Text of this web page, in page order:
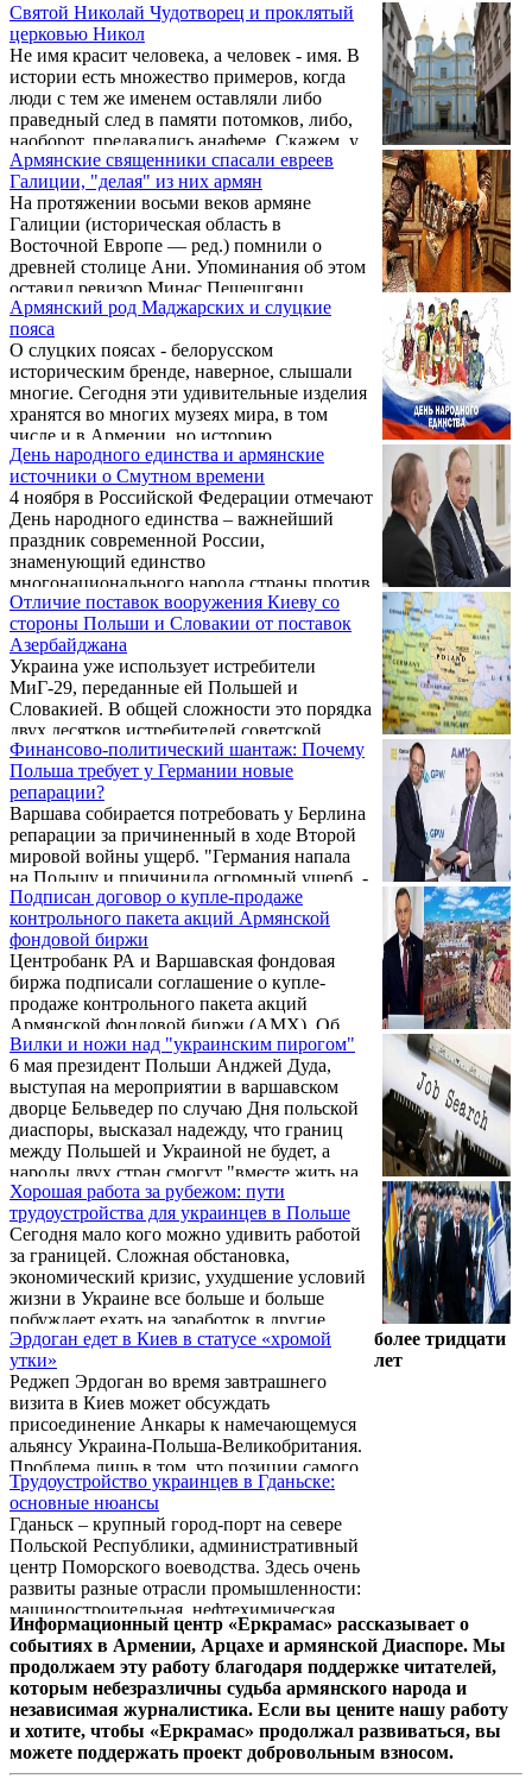
Святой Николай Чудотворец и проклятый
церковью Никол
Не имя красит человека, а человек - имя. В
истории есть множество примеров, когда
люди с тем же именем оставляли либо
праведный след в памяти потомков, либо,
наоборот, предавались анафеме. Скажем, у
нас Саргисом зовут и почитаемого всеми
святого, и князя Вест-Саргиса, сыгравшего
подлую роль при падении столицы Ани в
начале XI века. Вспомним о двух
исторических персонажах, носивших то же
имя.
Армянские священники спасали евреев
Галиции, "делая" из них армян
На протяжении восьми веков армяне
Галиции (историческая область в
Восточной Европе — ред.) помнили о
древней столице Ани. Упоминания об этом
оставил ревизор Минас Пешешгянц,
которого армянская католическая епархия
Львова направила в Станиславов
ознакомиться с жизнью и бытом местных
армян. Отрывок из его воспоминаний
публикует польский культурно-
познавательный портал о Литве WIlnoteka.
Армянский род Маджарских и слуцкие
пояса
О слуцких поясах - белорусском
историческим бренде, наверное, слышали
многие. Сегодня эти удивительные изделия
хранятся во многих музеях мира, в том
числе и в Армении, но историю
возникновения этого особого ремесла и о
его армянских корнях мало кто знает.
День народного единства и армянские
источники о Смутном времени
4 ноября в Российской Федерации отмечают
День народного единства – важнейший
праздник современной России,
знаменующий единство
многонационального народа страны против
иноземных захватчиков. В 2004 году 16
декабря Госдумой РФ одновременно в трех
чтениях было принято решение внести
поправки в Федеральный закон «О днях
воинской славы». Введение нового
праздника позволило перенести
государственный выходной с 7 ноября
(День согласия и примирения) на 4 ноября.
Одной из причин переноса, по мнению
многих ...
Отличие поставок вооружения Киеву со
стороны Польши и Словакии от поставок
Азербайджана
Украина уже использует истребители
МиГ-29, переданные ей Польшей и
Словакией. В общей сложности это порядка
двух десятков истребителей советской
разработки. При этом часть военных
самолётов находится в нерабочем состоянии
и годится лишь в качестве запчастей.
Финансово-политический шантаж: Почему
Польша требует у Германии новые
репарации?
Варшава собирается потребовать у Берлина
репарации за причиненный в ходе Второй
мировой войны ущерб. "Германия напала
на Польшу и причинила огромный ущерб, -
заявил председатель партии "Право и
справедливость" Ярослав Качиньский, -
Негативные последствия мы ощущаем до
сих пор. А Германия еще никогда не
рассчитывалась за свои преступления
против Польши". Премьер-министр страны
Матеуш Моравецкий присоединился к этой
инициативе: "Генеральный план "Ост"
предусматривал колонизацию Польши с
первых дней ...
Подписан договор о купле-продаже
контрольного пакета акций Армянской
фондовой биржи
Центробанк РА и Варшавская фондовая
биржа подписали соглашение о купле-
продаже контрольного пакета акций
Армянской фондовой биржи (AMX). Об
этом сообщает пресс-служба ЦБ Армении.
Вилки и ножи над "украинским пирогом"
6 мая президент Польши Анджей Дуда,
выступая на мероприятии в варшавском
дворце Бельведер по случаю Дня польской
диаспоры, высказал надежду, что границ
между Польшей и Украиной не будет, а
народы двух стран смогут "вместе жить на
этой земле". "Чтобы мы жили вместе на
этой земле, строя и отстаивая совместно
свое общее счастье и общую силу, которая
позволит отражать любую опасность или
любую возможную угрозу",- добавил глава
польского государства и напомнил, что
поляки сегодня делают все, чтобы помочь ...
Хорошая работа за рубежом: пути
трудоустройства для украинцев в Польше
Сегодня мало кого можно удивить работой
за границей. Сложная обстановка,
экономический кризис, ухудшение условий
жизни в Украине все больше и больше
побуждает ехать на заработок в другие
страны. Ближайшие соседи – Польша,
Чешская Республика, Германия. Но условия
трудоустройства разные. Работа за рубежом
– это реальный шанс увеличить
благосостояние, возможность навещать
родственников на родине и снова
возвращаться к работе. Компания
предлагает актуальные, бесплатные
вакансии, отзывы, поэтому работа ...
Эрдоган едет в Киев в статусе «хромой
утки»
Реджеп Эрдоган во время завтрашнего
визита в Киев может обсуждать
присоединение Анкары к намечающемуся
альянсу Украина-Польша-Великобритания.
Проблема лишь в том, что позиции самого
турецкого лидера сегодня неустойчивы – он
рискует проиграть предстоящие выборы,
заявил «ПолитНавигатору» украинский
политолог Андрей Золотарев.
Трудоустройство украинцев в Гданьске:
основные нюансы
Гданьск – крупный город-порт на севере
Польской Республики, административный
центр Поморского воеводства. Здесь очень
развиты разные отрасли промышленности:
машиностроительная, нефтехимическая,
судостроительная, судоремонтная. Многие
предприятия нуждаются в работниках, как
ручного, так и автоматического
механизированного труда. Также есть
работа в Гданьске для украинцев на
предприятиях сферы обслуживания,
клининга, производства пищевых
продуктов. Поэтому подыскать
более тридцати
лет
Информационный центр «Еркрамас» рассказывает о
событиях в Армении, Арцахе и армянской Диаспоре. Мы
продолжаем эту работу благодаря поддержке читателей,
которым небезразличны судьба армянского народа и
независимая журналистика. Если вы цените нашу работу
и хотите, чтобы «Еркрамас» продолжал развиваться, вы
можете поддержать проект добровольным взносом.